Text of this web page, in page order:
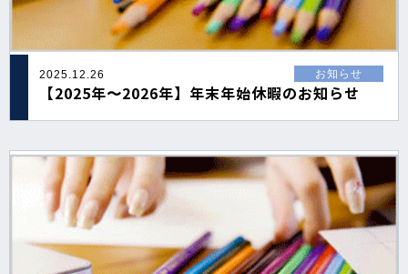
2025.12.26 お知らせ
【2025年〜2026年】年末年始休暇のお知らせ